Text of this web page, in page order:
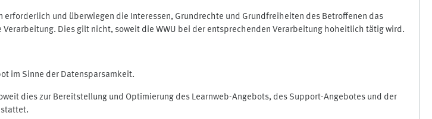
und überwiegen die Interessen, Grundrechte und Grundfreiheiten des Betroffenen das
Dies gilt nicht, soweit die WWU bei der entsprechenden Verarbeitung hoheitlich tätig wird.
im Sinne der Datensparsamkeit.
dies zur Bereitstellung und Optimierung des Learnweb-Angebots, des Support-Angebotes und der